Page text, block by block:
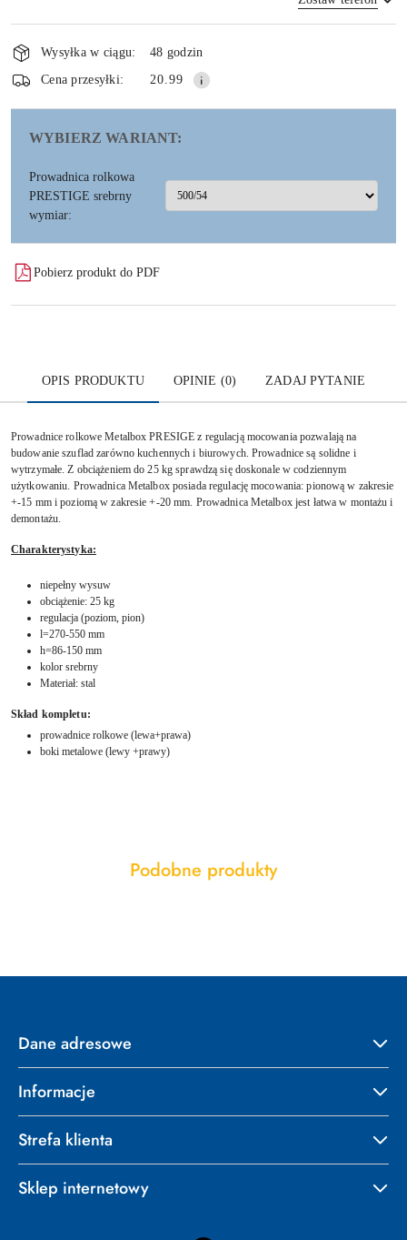
Wyślij
Dostępność
i
dostawa
Wysyłka w ciągu:
48 godzin
Cena przesyłki:
20.99
WYBIERZ WARIANT:
Prowadnica rolkowa
PRESTIGE srebrny
wymiar:
Pobierz produkt do PDF
OPIS PRODUKTU OPINIE (0) ZADAJ PYTANIE
Prowadnice rolkowe Metalbox PRESIGE z regulacją mocowania pozwalają na
budowanie szuflad zarówno kuchennych i biurowych. Prowadnice są solidne i
wytrzymałe. Z obciążeniem do 25 kg sprawdzą się doskonale w codziennym
użytkowaniu. Prowadnica Metalbox posiada regulację mocowania: pionową w zakresie
+-15 mm i poziomą w zakresie +-20 mm. Prowadnica Metalbox jest łatwa w montażu i
demontażu.
Charakterystyka:
niepełny wysuw
obciążenie: 25 kg
regulacja (poziom, pion)
l=270-550 mm
h=86-150 mm
kolor srebrny
Materiał: stal
Skład kompletu:
prowadnice rolkowe (lewa+prawa)
boki metalowe (lewy +prawy)
Pomiń karuzelę produktów
Produkty
Podobne produkty
Dane adresowe
Informacje
Strefa klienta
Sklep internetowy